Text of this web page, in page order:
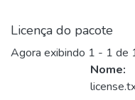
Licença do pacote
Agora exibindo 1 - 1 de
Nome: